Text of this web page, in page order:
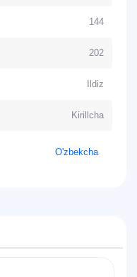
144
202
Ildiz
Kirillcha
O'zbekcha